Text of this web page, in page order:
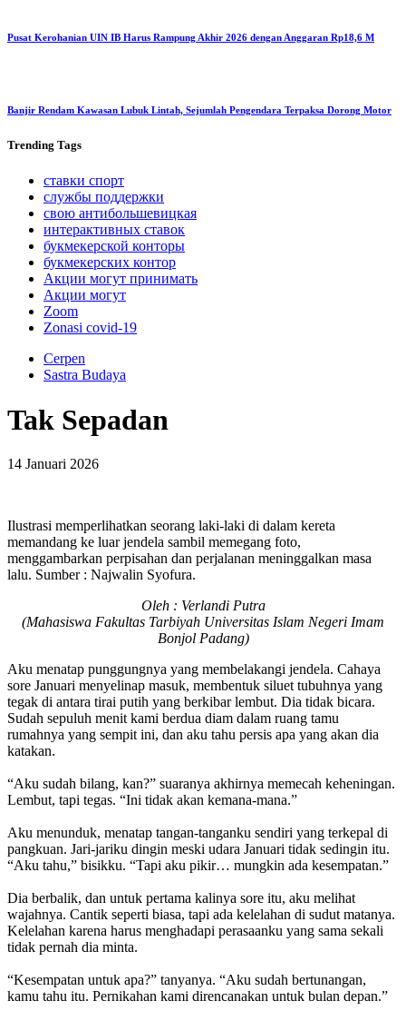
Pusat Kerohanian UIN IB Harus Rampung Akhir 2026 dengan Anggaran Rp18,6 M
Banjir Rendam Kawasan Lubuk Lintah, Sejumlah Pengendara Terpaksa Dorong Motor
Trending Tags
ставки спорт
службы поддержки
свою антибольшевицкая
интерактивных ставок
букмекерской конторы
букмекерских контор
Акции могут принимать
Акции могут
Zoom
Zonasi covid-19
Cerpen
Sastra Budaya
Tak Sepadan
14 Januari 2026
Ilustrasi memperlihatkan seorang laki-laki di dalam kereta
memandang ke luar jendela sambil memegang foto,
menggambarkan perpisahan dan perjalanan meninggalkan masa
lalu. Sumber : Najwalin Syofura.
Oleh : Verlandi Putra
(Mahasiswa Fakultas Tarbiyah Universitas Islam Negeri Imam
Bonjol Padang)
Aku menatap punggungnya yang membelakangi jendela. Cahaya
sore Januari menyelinap masuk, membentuk siluet tubuhnya yang
tegak di antara tirai putih yang berkibar lembut. Dia tidak bicara.
Sudah sepuluh menit kami berdua diam dalam ruang tamu
rumahnya yang sempit ini, dan aku tahu persis apa yang akan dia
katakan.
“Aku sudah bilang, kan?” suaranya akhirnya memecah keheningan.
Lembut, tapi tegas. “Ini tidak akan kemana-mana.”
Aku menunduk, menatap tangan-tanganku sendiri yang terkepal di
pangkuan. Jari-jariku dingin meski udara Januari tidak sedingin itu.
“Aku tahu,” bisikku. “Tapi aku pikir… mungkin ada kesempatan.”
Dia berbalik, dan untuk pertama kalinya sore itu, aku melihat
wajahnya. Cantik seperti biasa, tapi ada kelelahan di sudut matanya.
Kelelahan karena harus menghadapi perasaanku yang sama sekali
tidak pernah dia minta.
“Kesempatan untuk apa?” tanyanya. “Aku sudah bertunangan,
kamu tahu itu. Pernikahan kami direncanakan untuk bulan depan.”